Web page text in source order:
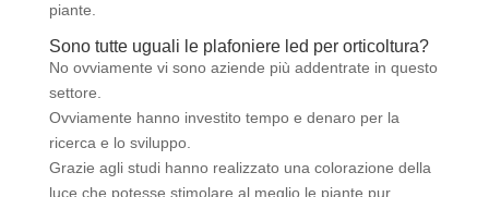
piante.
Sono tutte uguali le plafoniere led per orticoltura?
No ovviamente vi sono aziende più addentrate in questo
settore.
Ovviamente hanno investito tempo e denaro per la
ricerca e lo sviluppo.
Grazie agli studi hanno realizzato una colorazione della
luce che potesse stimolare al meglio le piante pur